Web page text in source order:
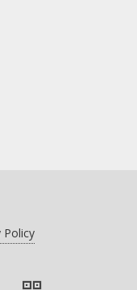
Policy